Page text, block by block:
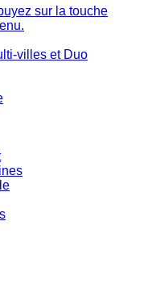
sur la touche
villes et Duo